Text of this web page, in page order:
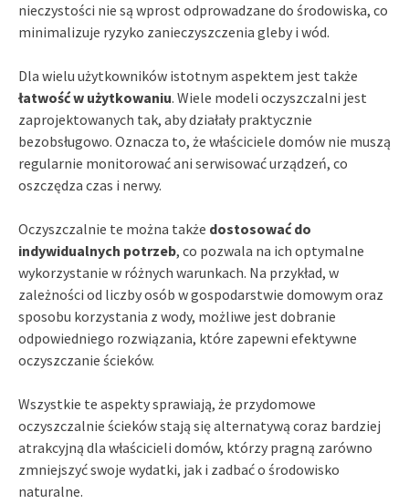
nieczystości nie są wprost odprowadzane do środowiska, co
minimalizuje ryzyko zanieczyszczenia gleby i wód.
Dla wielu użytkowników istotnym aspektem jest także
łatwość w użytkowaniu. Wiele modeli oczyszczalni jest
zaprojektowanych tak, aby działały praktycznie
bezobsługowo. Oznacza to, że właściciele domów nie muszą
regularnie monitorować ani serwisować urządzeń, co
oszczędza czas i nerwy.
Oczyszczalnie te można także dostosować do
indywidualnych potrzeb, co pozwala na ich optymalne
wykorzystanie w różnych warunkach. Na przykład, w
zależności od liczby osób w gospodarstwie domowym oraz
sposobu korzystania z wody, możliwe jest dobranie
odpowiedniego rozwiązania, które zapewni efektywne
oczyszczanie ścieków.
Wszystkie te aspekty sprawiają, że przydomowe
oczyszczalnie ścieków stają się alternatywą coraz bardziej
atrakcyjną dla właścicieli domów, którzy pragną zarówno
zmniejszyć swoje wydatki, jak i zadbać o środowisko
naturalne.